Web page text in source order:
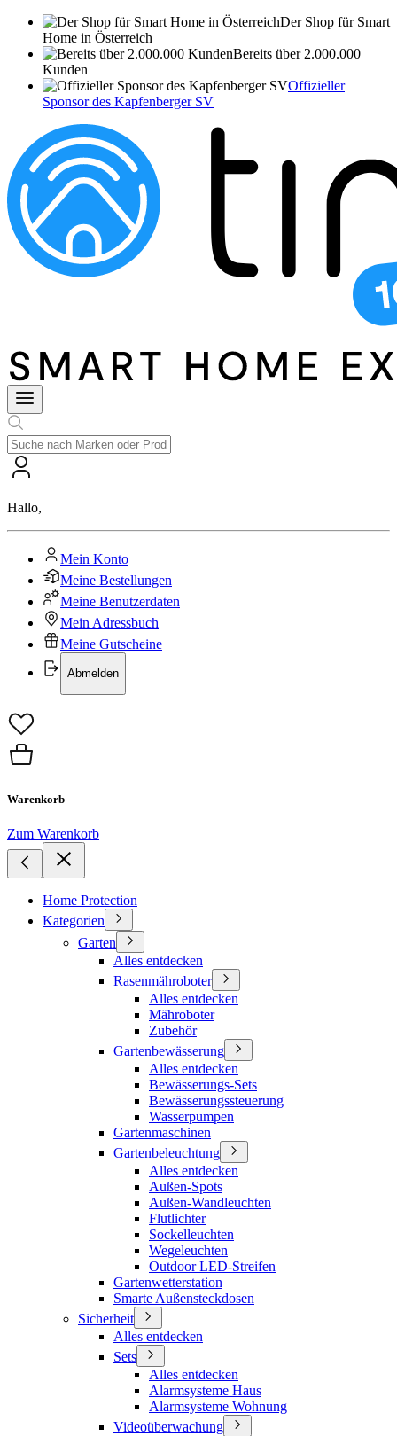
Der Shop für Smart
Home in Österreich
Bereits über 2.000.000
Kunden
Offizieller
Sponsor des Kapfenberger SV
Hallo,
Mein Konto
Meine Bestellungen
Meine Benutzerdaten
Mein Adressbuch
Meine Gutscheine
Abmelden
Warenkorb
Zum Warenkorb
Home Protection
Kategorien
Garten
Alles entdecken
Rasenmähroboter
Alles entdecken
Mähroboter
Zubehör
Gartenbewässerung
Alles entdecken
Bewässerungs-Sets
Bewässerungssteuerung
Wasserpumpen
Gartenmaschinen
Gartenbeleuchtung
Alles entdecken
Außen-Spots
Außen-Wandleuchten
Flutlichter
Sockelleuchten
Wegeleuchten
Outdoor LED-Streifen
Gartenwetterstation
Smarte Außensteckdosen
Sicherheit
Alles entdecken
Sets
Alles entdecken
Alarmsysteme Haus
Alarmsysteme Wohnung
Videoüberwachung